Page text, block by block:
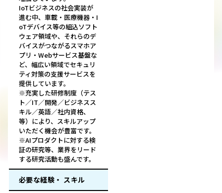
IoTビジネスの社会実装が
進む中、車載・医療機器・I
oTデバイス等の組込ソフト
ウェア領域や、それらのデ
バイスがつながるスマホア
プリ・Webサービス基盤な
ど、幅広い領域でセキュリ
ティ対策の支援サービスを
提供しています。
※充実した研修制度（テス
ト／IT／開発／ビジネスス
キル／英語／社内資格、
等）により、スキルアップ
いただく機会が豊富です。
※AIプロダクトに対する検
証の研究等、業界をリード
する研究活動も盛んです。
必要な経験・ スキル